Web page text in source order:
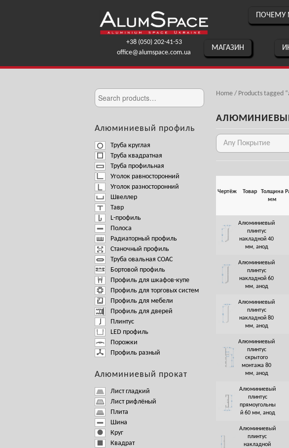
+38 (050) 202-41-53
office@alumspace.com.ua
ПОЧЕМУ
МАГАЗИН
Алюминиевый профиль
Труба круглая
Труба квадратная
Труба профильная
Уголок равносторонний
Уголок разносторонний
Швеллер
Тавр
L-профиль
Полоса
Радиаторный профиль
Станочный профиль
Труба овальная СОАС
Бортовой профиль
Профиль для шкафов-купе
Профиль для торговых систем
Профиль для мебели
Профиль для дверей
Плинтус
LED профиль
Порожки
Профиль разный
Алюминиевый прокат
Лист гладкий
Лист рифлёный
Плита
Шина
Круг
Квадрат
Home / Products tagged
Any Покрытие
Чертёж Товар
Толщина
мм
Алюминиевый
плинтус
накладной 40
мм, анод
Алюминиевый
плинтус
накладной 60
мм, анод
Алюминиевый
плинтус
накладной 80
мм, анод
Алюминиевый
плинтус
скрытого
монтажа 80
мм, анод
Алюминиевый
плинтус
прямоугольны
й 60 мм, анод
Алюминиевый
плинтус
накладной